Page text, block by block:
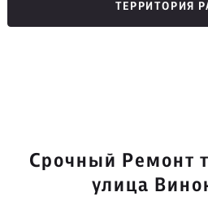
ТЕРРИТОРИЯ
Срочный Ремонт
улица